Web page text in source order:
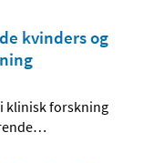
kvinders og
klinisk forskning
…